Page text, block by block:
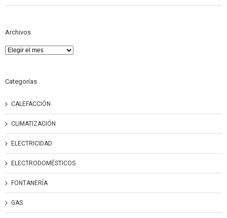
Archivos
Archivos
Categorías
CALEFACCIÓN
CLIMATIZACIÓN
ELECTRICIDAD
ELECTRODOMÉSTICOS
FONTANERÍA
GAS